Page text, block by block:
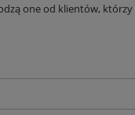
one od klientów,